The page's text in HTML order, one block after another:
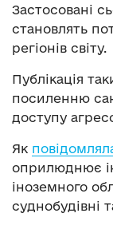
Застосовані
становлять
регіонів світу.
Публікація
посиленню
доступу
Як
оприлюднює
іноземного
суднобудівні